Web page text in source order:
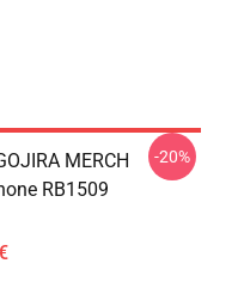
MERCH
RB1509
-20%